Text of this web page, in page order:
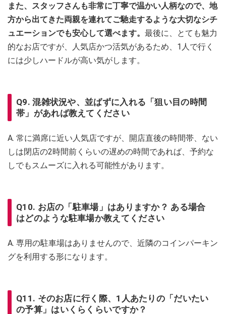
また、スタッフさんも非常に丁寧で温かい人柄なので、地
方から出てきた両親を連れてご馳走するような大切なシチ
ュエーションでも安心して選べます。 最後に、とても魅力
的なお店ですが、人気店かつ活気があるため、1人で行く
には少しハードルが高い気がします。
Q9. 混雑状況や、並ばずに入れる「狙い目の時間
帯」があれば教えてください
A. 常に満席に近い人気店ですが、開店直後の時間帯、ない
しは閉店の2時間前くらいの遅めの時間であれば、予約な
しでもスムーズに入れる可能性があります。
Q10. お店の「駐車場」はありますか？ ある場合
はどのような駐車場か教えてください
A. 専用の駐車場はありませんので、近隣のコインパーキン
グを利用する形になります。
Q11. そのお店に行く際、1人あたりの「だいたい
の予算」はいくらくらいですか？